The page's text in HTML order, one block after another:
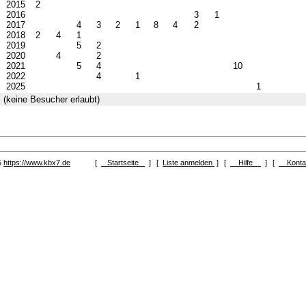
2015
2
2016
3
1
2017
4 3 2 1 8 4
2
2018
2 4
1
2019
5
2
2020
4
2
2021
5 4
10
2022
4
1
2025
1
(keine Besucher erlaubt)
https://www.kbx7.de [ Startseite ] [ Liste anmelden ] [ Hilfe ] [